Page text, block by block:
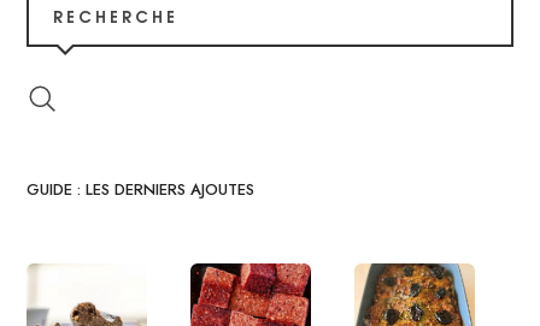
RECHERCHE
GUIDE : LES DERNIERS AJOUTES